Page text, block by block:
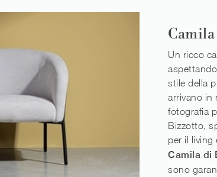
Camila
Un ricco
stile della
arrivano in
fotografia
Bizzotto,
per il living
Camila di
sono